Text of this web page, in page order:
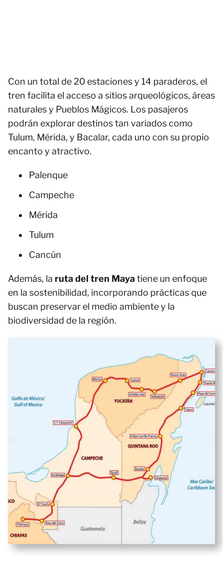
Con un total de 20 estaciones y 14 paraderos, el
tren facilita el acceso a sitios arqueológicos, áreas
naturales y Pueblos Mágicos. Los pasajeros
podrán explorar destinos tan variados como
Tulum, Mérida, y Bacalar, cada uno con su propio
encanto y atractivo.
Palenque
Campeche
Mérida
Tulum
Cancún
Además, la ruta del tren Mayatiene un enfoque
en la sostenibilidad, incorporando prácticas que
buscan preservar el medio ambiente y la
biodiversidad de la región.